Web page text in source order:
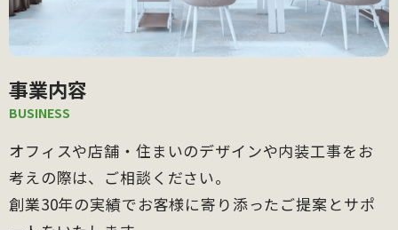
事業内容
BUSINESS
オフィスや店舗・住まいのデザインや内装工事をお
考えの際は、ご相談ください。
創業30年の実績でお客様に寄り添ったご提案とサポ